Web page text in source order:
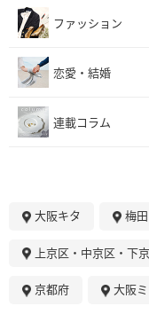
ファッション
恋愛・結婚
連載コラム
大阪キタ 梅田
上京区・中京区・下
京都府 大阪